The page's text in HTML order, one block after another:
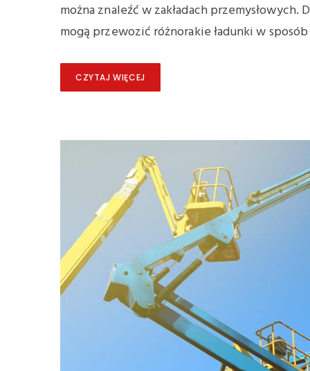
można znaleźć w zakładach
mogą przewozić różnorakie ładunki w
CZYTAJ WIĘCEJ